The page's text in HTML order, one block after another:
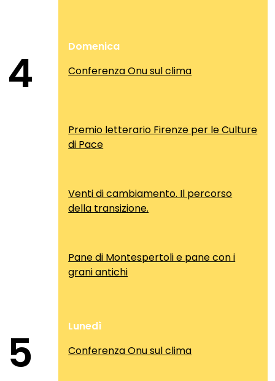
4
Domenica
Conferenza Onu sul clima
Premio letterario Firenze per le Culture
di Pace
Venti di cambiamento. Il percorso
della transizione.
Pane di Montespertoli e pane con i
grani antichi
5
Lunedì
Conferenza Onu sul clima